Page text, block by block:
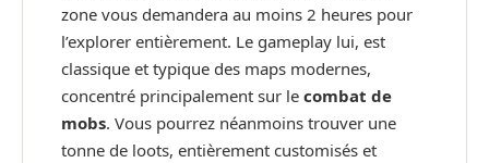
zone vous demandera au moins 2 heures pour
l’explorer entièrement. Le gameplay lui, est
classique et typique des maps modernes,
concentré principalement sur lecombat de
mobs. Vous pourrez néanmoins trouver une
tonne de loots, entièrement customisés et